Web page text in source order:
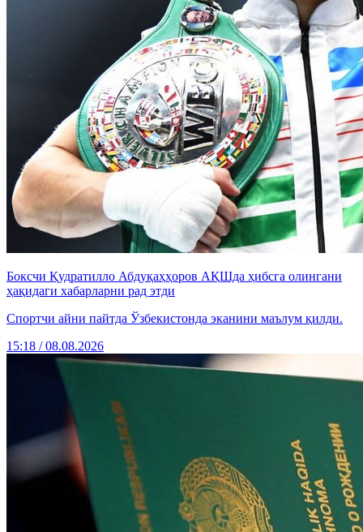
Боксчи Қудратилло Абдуқаҳҳоров АҚШда ҳибсга олингани
ҳақидаги хабарларни рад этди
Спортчи айни пайтда Ўзбекистонда эканини маълум қилди.
15:18 / 08.08.2026